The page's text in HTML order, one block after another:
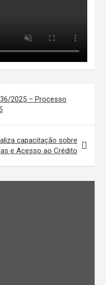
2025 – Processo
capacitação sobre
e Acesso ao Crédito